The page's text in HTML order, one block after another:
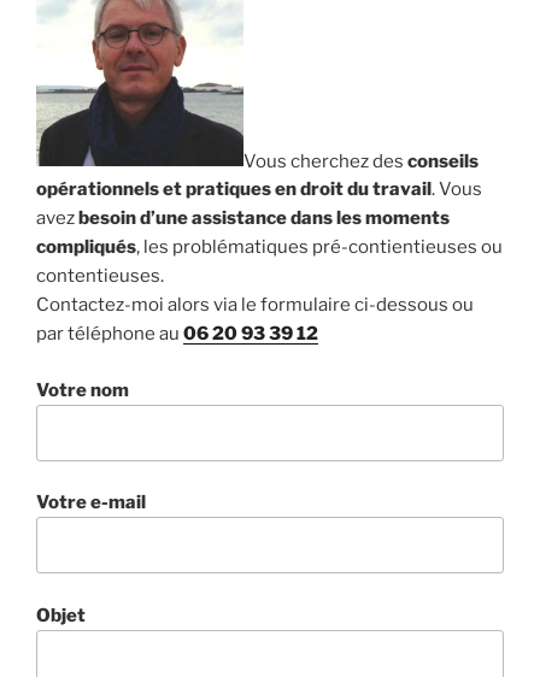
Vous cherchez des conseils
opérationnels et pratiques en droit du travail. Vous
avezbesoin d’une assistance dans les moments
compliqués, les problématiques pré-contientieuses ou
contentieuses.
Contactez-moi alors via le formulaire ci-dessous ou
par téléphone au 06 20 93 39 12
Votre nom
Votre e-mail
Objet